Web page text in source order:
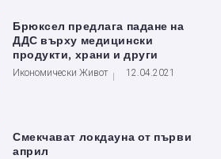
Брюксел предлага падане на
ДДС върху медицински
продукти, храни и други
Икономически Живот 12.04.2021
Смекчават локдауна от първи
април